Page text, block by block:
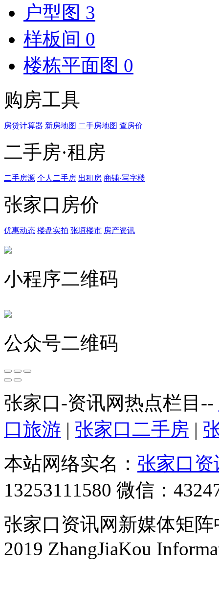
户型图 3
样板间 0
楼栋平面图 0
购房工具
房贷计算器 新房地图 二手房地图 查房价
二手房·租房
二手房源 个人二手房 出租房 商铺·写字楼
张家口房价
优惠动态 楼盘实拍 张垣楼市 房产资讯
小程序二维码
公众号二维码
张家口-资讯网热点栏目--
口旅游 | 张家口二手房 |
本站网络实名： 张家口资
13253111580 微信：
张家口资讯网新媒体矩
2019 ZhangJiaKou